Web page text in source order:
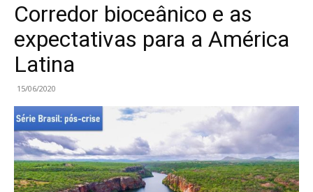
Corredor bioceânico e as
expectativas para a América
Latina
15/06/2020